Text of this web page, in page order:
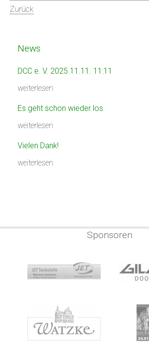
Zurück
News
DCC e. V. 2025 11.11. 11:11
weiterlesen
Es geht schon wieder los
weiterlesen
Vielen Dank!
weiterlesen
Sponsoren